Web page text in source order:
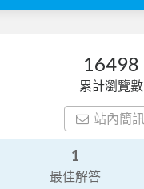
16498
累計瀏覽數
站內簡訊
1
最佳解答